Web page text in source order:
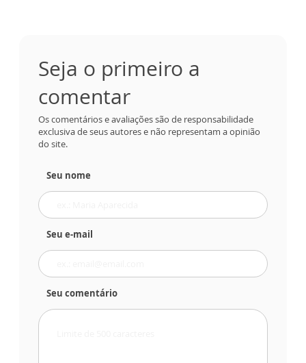
Seja o primeiro a
comentar
Os comentários e avaliações são de responsabilidade
exclusiva de seus autores e não representam a opinião
do site.
Seu nome
Seu e-mail
Seu comentário